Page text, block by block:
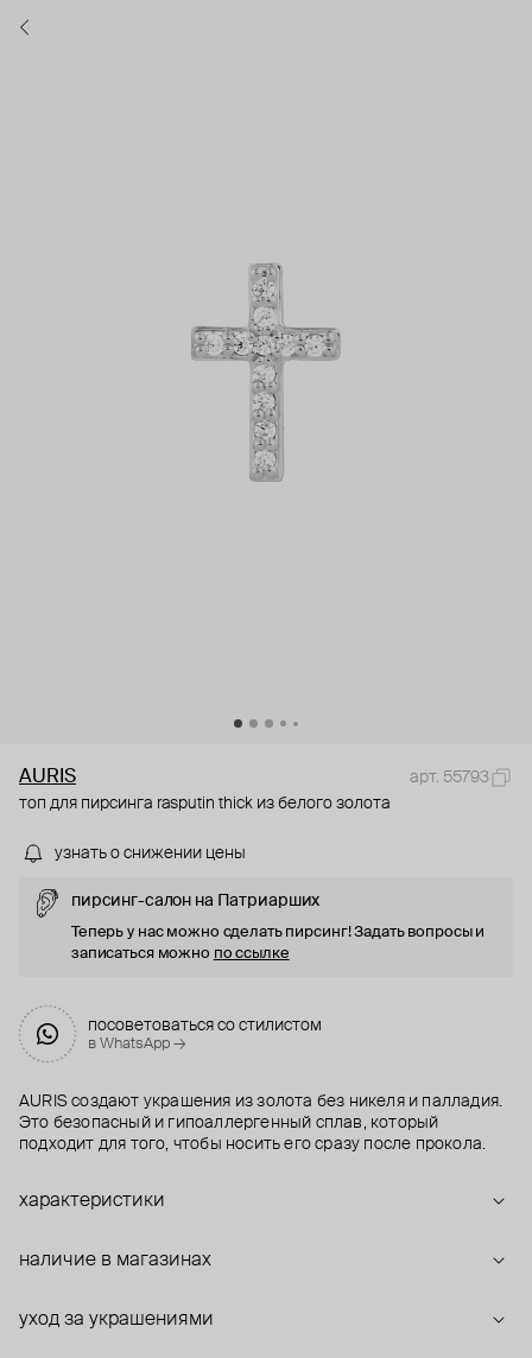
AURIS
арт. 55793
топ для пирсинга rasputin thick из белого золота
узнать о снижении цены
пирсинг-салон на Патриарших
Теперь у нас можно сделать пирсинг! Задать вопросы и
записаться можно по ссылке
посоветоваться со стилистом
в WhatsApp →
AURIS создают украшения из золота без никеля и палладия.
Это безопасный и гипоаллергенный сплав, который
подходит для того, чтобы носить его сразу после прокола.
характеристики
наличие в магазинах
уход за украшениями